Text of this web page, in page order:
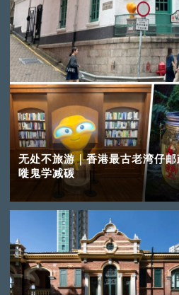
无处不旅游｜香港最古老湾仔
嘥鬼学减碳